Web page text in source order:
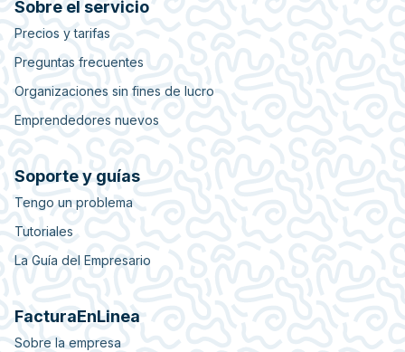
Sobre el servicio
Precios y tarifas
Preguntas frecuentes
Organizaciones sin fines de lucro
Emprendedores nuevos
Soporte y guías
Tengo un problema
Tutoriales
La Guía del Empresario
FacturaEnLinea
Sobre la empresa